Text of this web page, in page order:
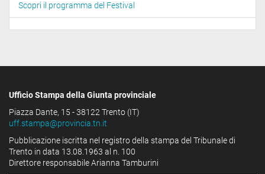
Scopri il programma del Festival
Ufficio Stampa della Giunta provinciale
Piazza Dante, 15 - 38122 Trento (IT)
uff.stampa@provincia.tn.it
Pubblicazione iscritta nel registro della stampa del Tribunale di
Trento in data 13.08.1963 al n. 100
Direttore responsabile Arianna Tamburini